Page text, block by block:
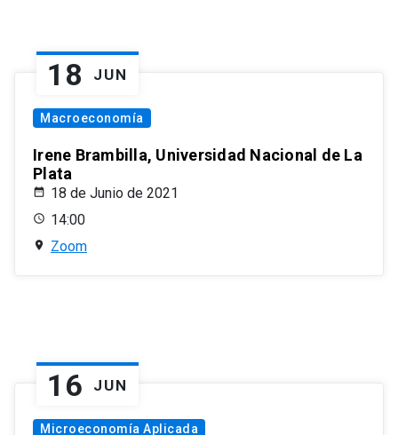
18 JUN
Macroeconomía
Irene Brambilla, Universidad Nacional de La
Plata
18 de Junio de 2021
14:00
Zoom
16 JUN
Microeconomía Aplicada